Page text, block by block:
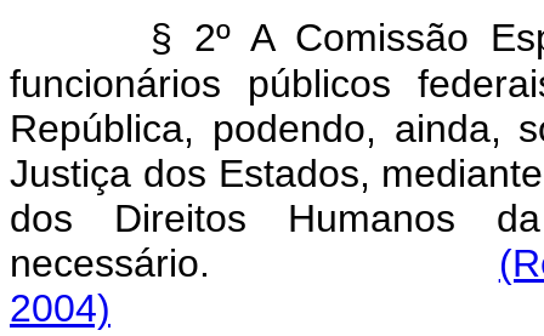
§ 2º A Comissão
funcionários públicos
República, podendo, ainda,
Justiça dos Estados,
dos Direitos Humanos
necessário.
2004)